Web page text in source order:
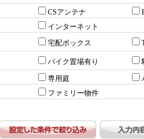
CSアンテナ
インターネット
宅配ボックス
バイク置場有り
専用庭
ファミリー物件